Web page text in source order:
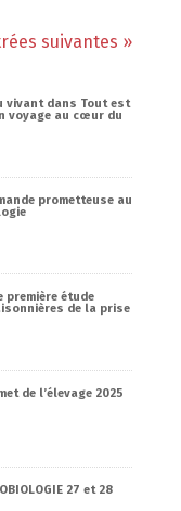
suivantes »
vivant dans Tout est
voyage au cœur du
prometteuse au
première étude
de la prise
de l’élevage 2025
27 et 28